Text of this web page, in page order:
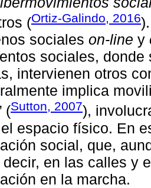
(Ortiz-Galindo, 2016
sociales on-line y
sociales,
intervienen otros
implica
(Sutton, 2007),
espacio físico. En
social, que,
decir, en las calles y
en la marcha.